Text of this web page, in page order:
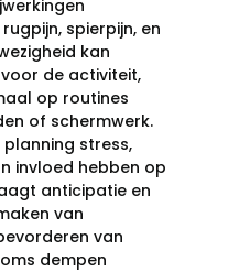
spierpijn, en
kan
de activiteit,
op routines
of schermwerk.
stress,
invloed hebben op
anticipatie en
van
van
dempen